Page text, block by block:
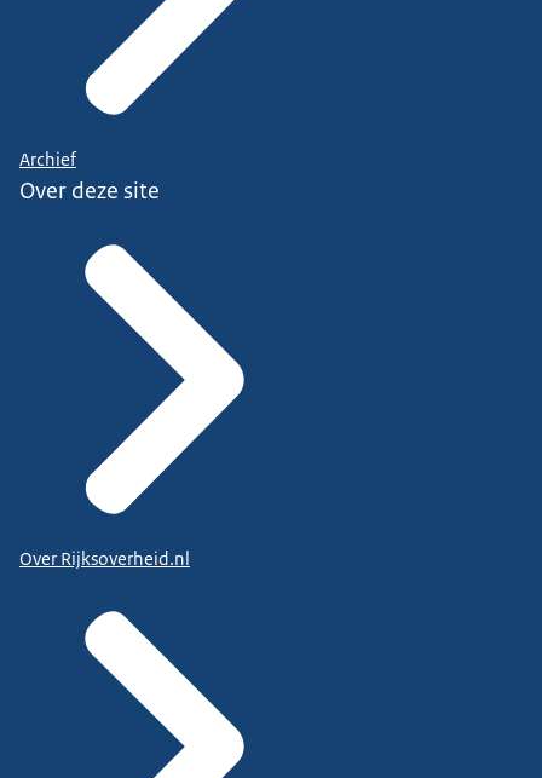
Archief
Over deze site
Over Rijksoverheid.nl